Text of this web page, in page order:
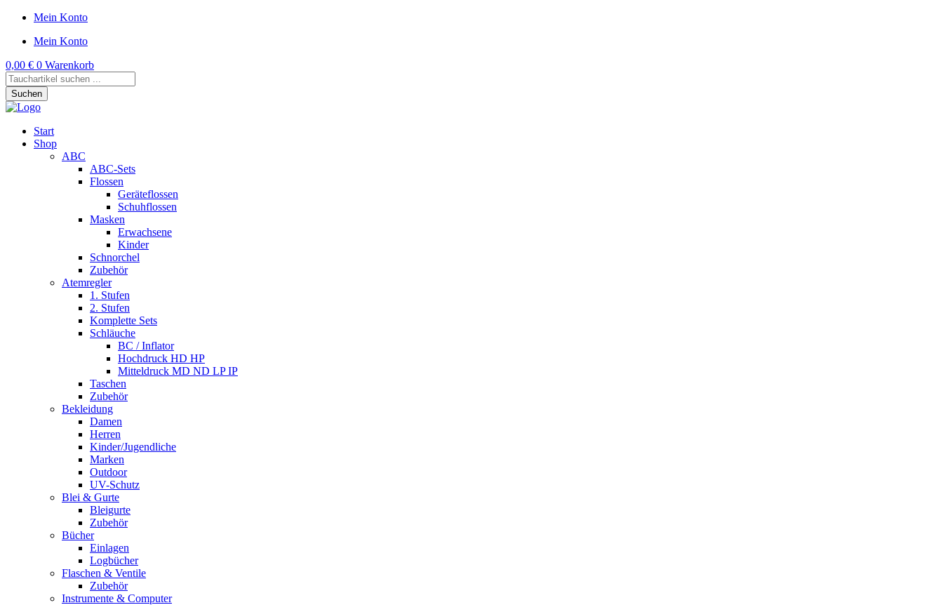
Mein Konto
Mein Konto
0,00 € 0 Warenkorb
Products
search
Suchen
Start
Shop
ABC
ABC-Sets
Flossen
Geräteflossen
Schuhflossen
Masken
Erwachsene
Kinder
Schnorchel
Zubehör
Atemregler
1. Stufen
2. Stufen
Komplette Sets
Schläuche
BC / Inflator
Hochdruck HD HP
Mitteldruck MD ND LP IP
Taschen
Zubehör
Bekleidung
Damen
Herren
Kinder/Jugendliche
Marken
Outdoor
UV-Schutz
Blei & Gurte
Bleigurte
Zubehör
Bücher
Einlagen
Logbücher
Flaschen & Ventile
Zubehör
Instrumente & Computer